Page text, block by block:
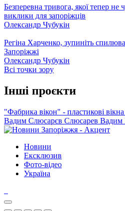
Безперевна тривога, якої тепер
виклики для запоріжців
Олександр Чубукін
Регіна Харченко, зупиніть
Запоріжжі
Олександр Чубукін
Всі точки зору
Інші проєкти
"Фабрика вікон" - пластикові
Вадим Слюсарєв Слюсарев Вадим
Новини
Ексклюзив
Фото-відео
Україна